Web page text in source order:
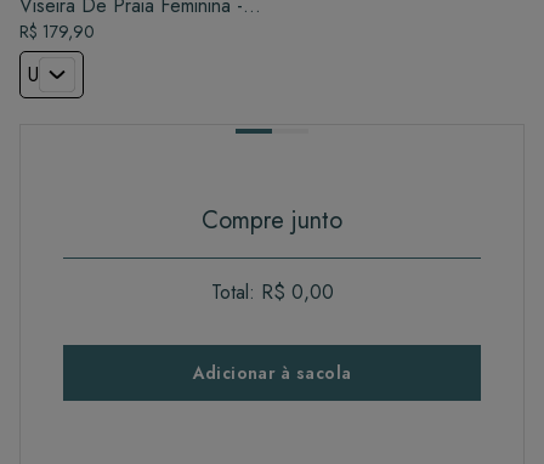
Preto
R$ 179,90
U
Compre junto
Total: R$ 0,00
Adicionar à sacola